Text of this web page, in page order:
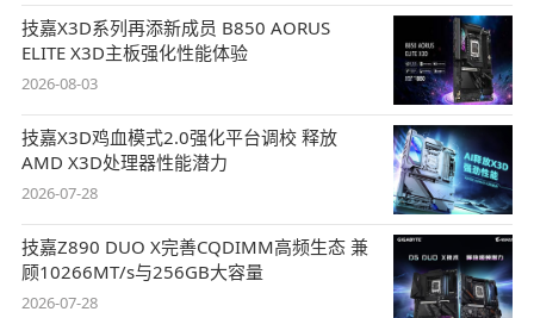
技嘉X3D系列再添新成员 B850 AORUS
ELITE X3D主板强化性能体验
2026-08-03
技嘉X3D鸡血模式2.0强化平台调校 释放
AMD X3D处理器性能潜力
2026-07-28
技嘉Z890 DUO X完善CQDIMM高频生态 兼
顾10266MT/s与256GB大容量
2026-07-28